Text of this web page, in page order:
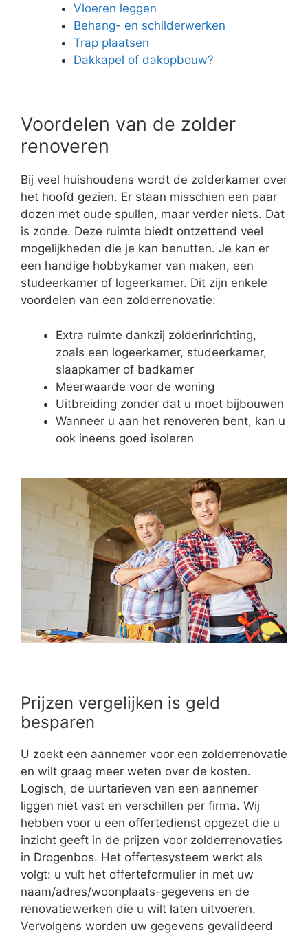
Vloeren leggen
Behang- en schilderwerken
Trap plaatsen
Dakkapel of dakopbouw?
Voordelen van de zolder
renoveren
Bij veel huishoudens wordt de zolderkamer over
het hoofd gezien. Er staan misschien een paar
dozen met oude spullen, maar verder niets. Dat
is zonde. Deze ruimte biedt ontzettend veel
mogelijkheden die je kan benutten. Je kan er
een handige hobbykamer van maken, een
studeerkamer of logeerkamer. Dit zijn enkele
voordelen van een zolderrenovatie:
Extra ruimte dankzij zolderinrichting,
zoals een logeerkamer, studeerkamer,
slaapkamer of badkamer
Meerwaarde voor de woning
Uitbreiding zonder dat u moet bijbouwen
Wanneer u aan het renoveren bent, kan u
ook ineens goed isoleren
Prijzen vergelijken is geld
besparen
U zoekt een aannemer voor een zolderrenovatie
en wilt graag meer weten over de kosten.
Logisch, de uurtarieven van een aannemer
liggen niet vast en verschillen per firma. Wij
hebben voor u een offertedienst opgezet die u
inzicht geeft in de prijzen voor zolderrenovaties
in Drogenbos. Het offertesysteem werkt als
volgt: u vult het offerteformulier in met uw
naam/adres/woonplaats-gegevens en de
renovatiewerken die u wilt laten uitvoeren.
Vervolgens worden uw gegevens gevalideerd